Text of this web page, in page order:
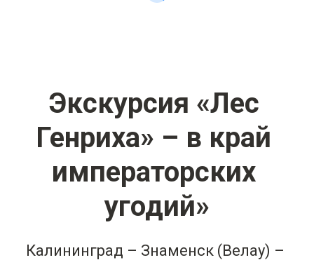
Экскурсия «Лес
Генриха» – в край
императорских
угодий»
Калининград – Знаменск (Велау) –